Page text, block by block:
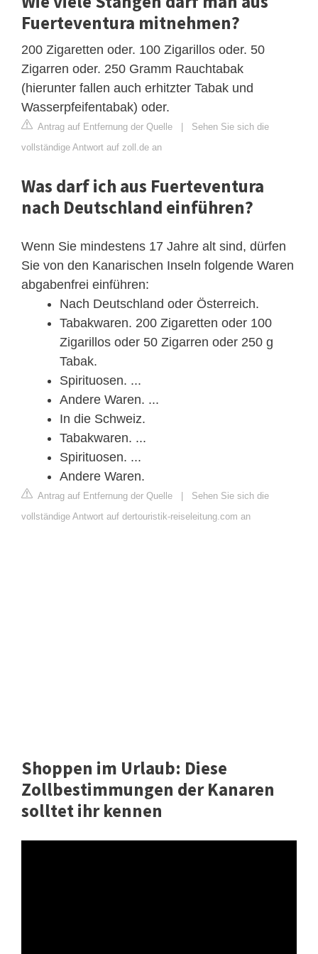
Fuerteventura mitnehmen?
200 Zigaretten oder. 100 Zigarillos oder. 50
Zigarren oder. 250 Gramm Rauchtabak
(hierunter fallen auch erhitzter Tabak und
Wasserpfeifentabak) oder.
Antrag auf Entfernung der Quelle
Sehen Sie sich die
vollständige Antwort auf zoll.de an
Was darf ich aus Fuerteventura
nach Deutschland einführen?
Wenn Sie mindestens 17 Jahre alt sind, dürfen
Sie von den Kanarischen Inseln folgende Waren
abgabenfrei einführen:
Nach Deutschland oder Österreich.
Tabakwaren. 200 Zigaretten oder 100
Zigarillos oder 50 Zigarren oder 250 g
Tabak.
Spirituosen. ...
Andere Waren. ...
In die Schweiz.
Tabakwaren. ...
Spirituosen. ...
Andere Waren.
Antrag auf Entfernung der Quelle
Sehen Sie sich die
vollständige Antwort auf dertouristik-reiseleitung.com an
Shoppen im Urlaub: Diese
Zollbestimmungen der Kanaren
solltet ihr kennen